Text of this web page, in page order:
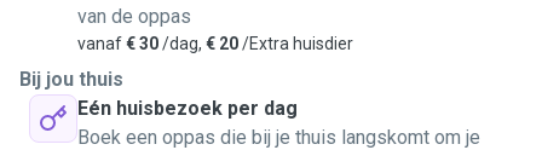
van de oppas
vanaf€ 30/dag, € 20/Extra huisdier
Bij jou thuis
Eén huisbezoek per dag
Boek een oppas die bij je thuis langskomt om je